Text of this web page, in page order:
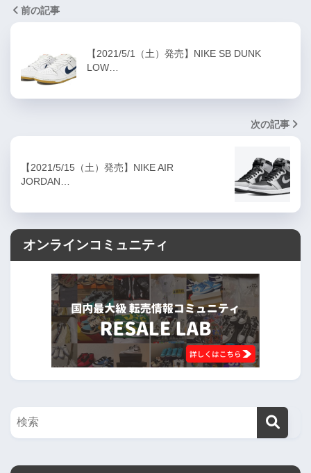
前の記事
【2021/5/1（土）発売】NIKE SB DUNK
LOW…
次の記事
【2021/5/15（土）発売】NIKE AIR
JORDAN…
オンラインコミュニティ